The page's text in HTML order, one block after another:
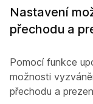
Nastavení
přechodu a
Pomocí funkce
možnosti
přechodu a